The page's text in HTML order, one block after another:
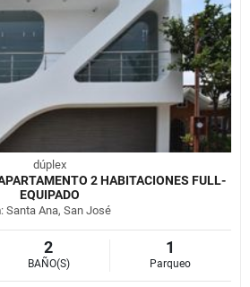
dúplex
2 HABITACIONES FULL-
EQUIPADO
: Santa Ana, San José
2
BAÑO(S)
1
Parqueo